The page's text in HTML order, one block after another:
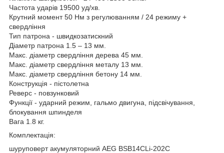
Частота ударів 19500 уд/хв.
Крутний момент 50 Нм з регулюванням / 24 режиму +
свердління
Тип патрона - швидкозатискний
Діаметр патрона 1.5 – 13 мм.
Макс. діаметр свердління дерева 45 мм.
Макс. діаметр свердління металу 13 мм.
Макс. діаметр свердління бетону 14 мм.
Конструкція - пістолетна
Реверс - повзунковий
Функції - ударний режим, гальмо двигуна, підсвічування,
блокування шпинделя
Вага 1.8 кг.
Комплектація:
шуруповерт акумуляторний AEG BSB14CLi-202C